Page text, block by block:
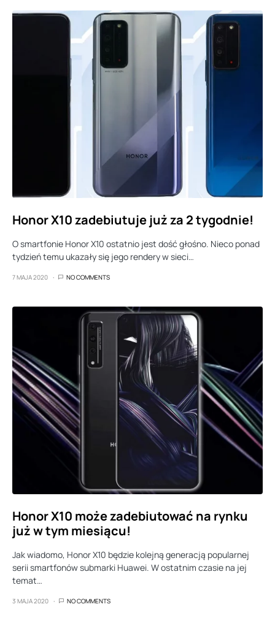
Honor X10 zadebiutuje już za 2 tygodnie!
O smartfonie Honor X10 ostatnio jest dość głośno. Nieco ponad
tydzień temu ukazały się jego rendery w sieci…
7 MAJA 2020 NO COMMENTS
Honor X10 może zadebiutować na rynku
już w tym miesiącu!
Jak wiadomo, Honor X10 będzie kolejną generacją popularnej
serii smartfonów submarki Huawei. W ostatnim czasie na jej
temat…
3 MAJA 2020 NO COMMENTS